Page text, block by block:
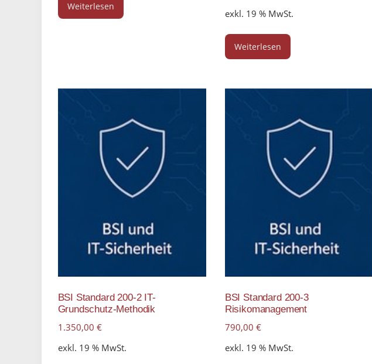
Weiterlesen
exkl. 19 % MwSt.
Weiterlesen
BSI Standard 200-2 IT-
Grundschutz-Methodik
1.350,00 €
exkl. 19 % MwSt.
BSI Standard 200-3
Risikomanagement
790,00 €
exkl. 19 % MwSt.